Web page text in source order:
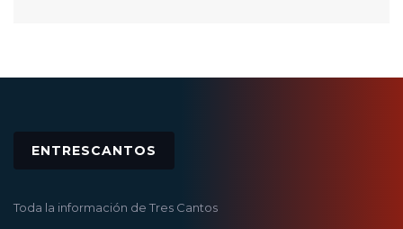
ENTRESCANTOS
Toda la información de Tres Cantos